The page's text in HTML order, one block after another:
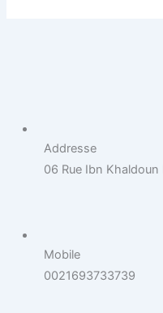
Addresse
06 Rue Ibn
Mobile
0021693733739